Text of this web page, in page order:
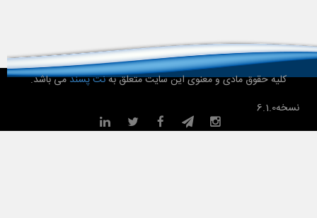
کلیه حقوق مادی و معنوی این سایت متعلق بهنت پسندمی باشد.
نسخه6.1.0